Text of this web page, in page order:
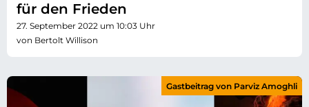
für den Frieden
27. September 2022 um 10:03 Uhr
von Bertolt Willison
Gastbeitrag von Parviz Amoghli